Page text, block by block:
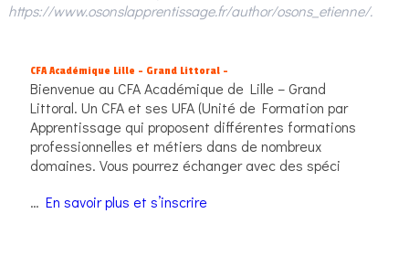
https://www.osonslapprentissage.fr/author/osons_etienne/.
CFA Académique Lille – Grand Littoral –
Bienvenue au CFA Académique de Lille – Grand
Littoral. Un CFA et ses UFA (Unité de Formation par
Apprentissage qui proposent différentes formations
professionnelles et métiers dans de nombreux
domaines. Vous pourrez échanger avec des spéci
… En savoir plus et s’inscrire